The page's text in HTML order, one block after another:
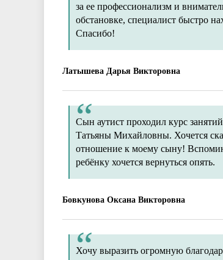
за ее профессионализм и
обстановке, специалист быстро
Спасибо!
Латышева Дарья Викторовна
Сын аутист проходил курс
Татьяны Михайловны. Хочется
отношение к моему сыну!
ребёнку хочется вернуться опять.
Бовкунова Оксана Викторовна
Хочу выразить огромную